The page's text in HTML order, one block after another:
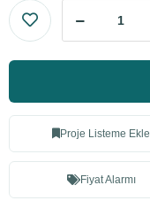
Proje Listeme Ekle
Fiyat Alarmı